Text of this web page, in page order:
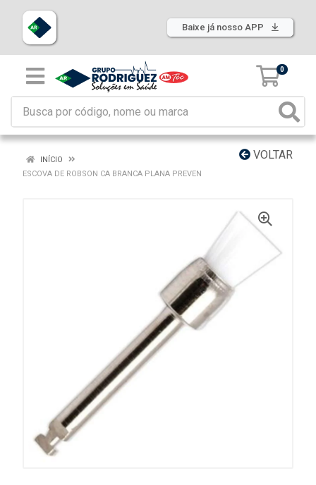
Baixe já nosso APP
0
VOLTAR
INÍCIO
ESCOVA DE ROBSON CA BRANCA PLANA PREVEN